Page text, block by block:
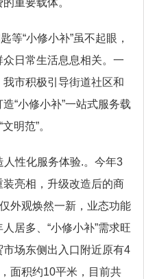
重要载体。
“小修小补”虽不起眼，
日常生活息息相关。一
市积极引导街道社区和
“小修小补”一站式服务载
明范”。
性化服务体验.。今年3
亮相，升级改造后的商
外观焕然一新，业态功能
居多、“小修小补”需求旺
场东侧出入口附近原有4
面积约10平米，目前共